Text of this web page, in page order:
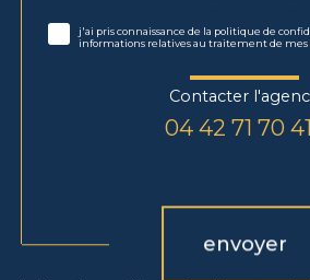
j'ai pris connaissance de la politique de
informations relatives au traitement de mes
Contacter
04 42 71 70
envoyer